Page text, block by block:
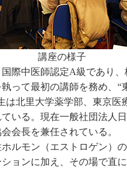
講座の様子
際中医師認定A級であり
って最初の講師を務め、
は北里大学薬学部、東京
いる。現在一般社団法人
会長を兼任されている。
ルモン（エストロゲン）
ョンに加え、その場で直